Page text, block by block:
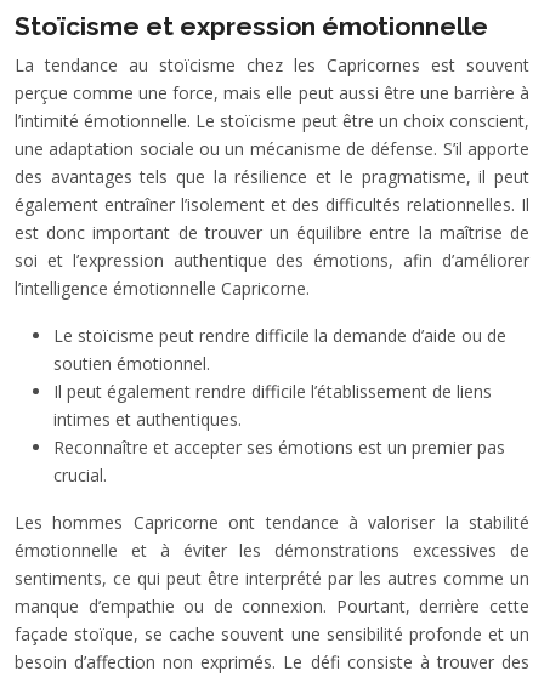
Stoïcisme et expression émotionnelle
La tendance au stoïcisme chez les Capricornes est souvent
perçue comme une force, mais elle peut aussi être une barrière à
l’intimité émotionnelle. Le stoïcisme peut être un choix conscient,
une adaptation sociale ou un mécanisme de défense. S’il apporte
des avantages tels que la résilience et le pragmatisme, il peut
également entraîner l’isolement et des difficultés relationnelles. Il
est donc important de trouver un équilibre entre la maîtrise de
soi et l’expression authentique des émotions, afin d’améliorer
l’intelligence émotionnelle Capricorne.
Le stoïcisme peut rendre difficile la demande d’aide ou de
soutien émotionnel.
Il peut également rendre difficile l’établissement de liens
intimes et authentiques.
Reconnaître et accepter ses émotions est un premier pas
crucial.
Les hommes Capricorne ont tendance à valoriser la stabilité
émotionnelle et à éviter les démonstrations excessives de
sentiments, ce qui peut être interprété par les autres comme un
manque d’empathie ou de connexion. Pourtant, derrière cette
façade stoïque, se cache souvent une sensibilité profonde et un
besoin d’affection non exprimés. Le défi consiste à trouver des